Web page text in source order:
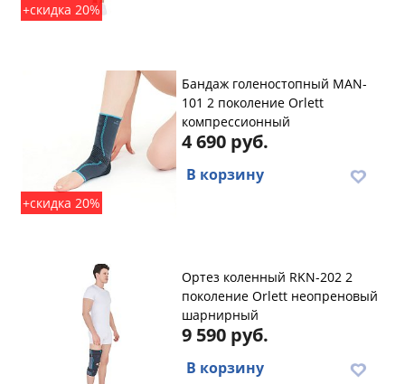
+скидка 20%
+скидка 20%
Бандаж голеностопный MAN-
101 2 поколение Orlett
компрессионный
4 690 руб.
В корзину
Ортез коленный RKN-202 2
поколение Orlett неопреновый
шарнирный
9 590 руб.
В корзину